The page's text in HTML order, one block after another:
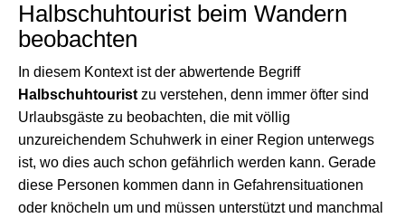
Halbschuhtourist beim Wandern
beobachten
In diesem Kontext ist der abwertende Begriff
Halbschuhtourist zu verstehen, denn immer öfter sind
Urlaubsgäste zu beobachten, die mit völlig
unzureichendem Schuhwerk in einer Region unterwegs
ist, wo dies auch schon gefährlich werden kann. Gerade
diese Personen kommen dann in Gefahrensituationen
oder knöcheln um und müssen unterstützt und manchmal